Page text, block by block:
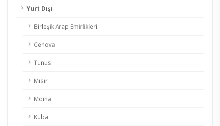
Yurt Dışı
Birleşik Arap Emirlikleri
Cenova
Tunus
Mısır
Mdina
Küba